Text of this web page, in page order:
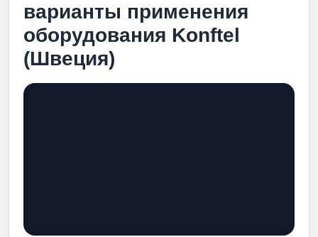
варианты применения
оборудования Konftel
(Швеция)